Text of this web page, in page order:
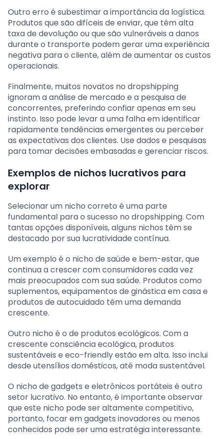
Outro erro é subestimar a importância da logística.
Produtos que são difíceis de enviar, que têm alta
taxa de devolução ou que são vulneráveis a danos
durante o transporte podem gerar uma experiência
negativa para o cliente, além de aumentar os custos
operacionais.
Finalmente, muitos novatos no dropshipping
ignoram a análise de mercado e a pesquisa de
concorrentes, preferindo confiar apenas em seu
instinto. Isso pode levar a uma falha em identificar
rapidamente tendências emergentes ou perceber
as expectativas dos clientes. Use dados e pesquisas
para tomar decisões embasadas e gerenciar riscos.
Exemplos de nichos lucrativos para
explorar
Selecionar um nicho correto é uma parte
fundamental para o sucesso no dropshipping. Com
tantas opções disponíveis, alguns nichos têm se
destacado por sua lucratividade contínua.
Um exemplo é o nicho de saúde e bem-estar, que
continua a crescer com consumidores cada vez
mais preocupados com sua saúde. Produtos como
suplementos, equipamentos de ginástica em casa e
produtos de autocuidado têm uma demanda
crescente.
Outro nicho é o de produtos ecológicos. Com a
crescente consciência ecológica, produtos
sustentáveis e eco-friendly estão em alta. Isso inclui
desde utensílios domésticos, até moda sustentável.
O nicho de gadgets e eletrônicos portáteis é outro
setor lucrativo. No entanto, é importante observar
que este nicho pode ser altamente competitivo,
portanto, focar em gadgets inovadores ou menos
conhecidos pode ser uma estratégia interessante.